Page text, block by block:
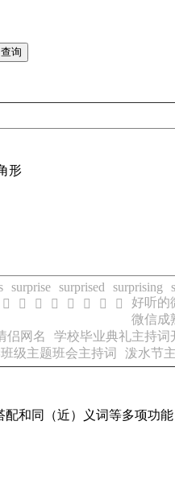
形
surprise surprised surprising
𬋣 𬋤 𬋥 𬋦 𬋧 𬋨 𬋩 𬋪 好听的
微信成
侣网名 学校毕业典礼主持词
级主题班会主持词 泼水节
和同（近）义词等多项功